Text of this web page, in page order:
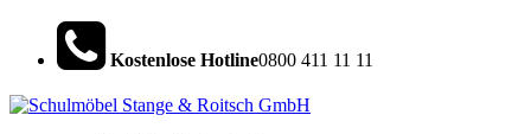
Kostenlose Hotline0800 411 11 11